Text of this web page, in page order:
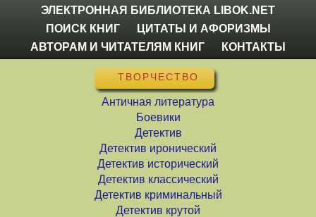
ЭЛЕКТРОННАЯ БИБЛИОТЕКА LIBOK.NET
ПОИСК КНИГ
ЦИТАТЫ И АФОРИЗМЫ
АВТОРАМ И ЧИТАТЕЛЯМ КНИГ
КОНТАКТЫ
ТВОРЧЕСТВО
Античная литература
Боевики
Детектив
Детектив иронический
Детектив исторический
Детектив классический
Детектив криминальный
Детектив крутой